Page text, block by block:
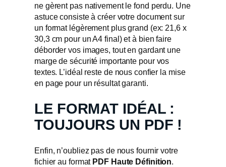
ne gèrent pas nativement le fond perdu. Une
astuce consiste à créer votre document sur
un format légèrement plus grand (ex: 21,6 x
30,3 cm pour un A4 final) et à bien faire
déborder vos images, tout en gardant une
marge de sécurité importante pour vos
textes. L’idéal reste de nous confier la mise
en page pour un résultat garanti.
LE FORMAT IDÉAL :
TOUJOURS UN PDF !
Enfin, n’oubliez pas de nous fournir votre
fichier au format PDF Haute Définition.